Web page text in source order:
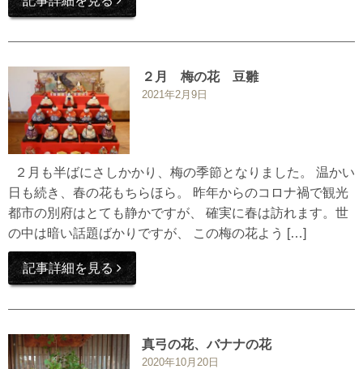
２月 梅の花 豆雛
2021年2月9日
２月も半ばにさしかかり、梅の季節となりました。 温かい
日も続き、春の花もちらほら。 昨年からのコロナ禍で観光
都市の別府はとても静かですが、 確実に春は訪れます。世
の中は暗い話題ばかりですが、 この梅の花よう […]
記事詳細を見る
真弓の花、バナナの花
2020年10月20日